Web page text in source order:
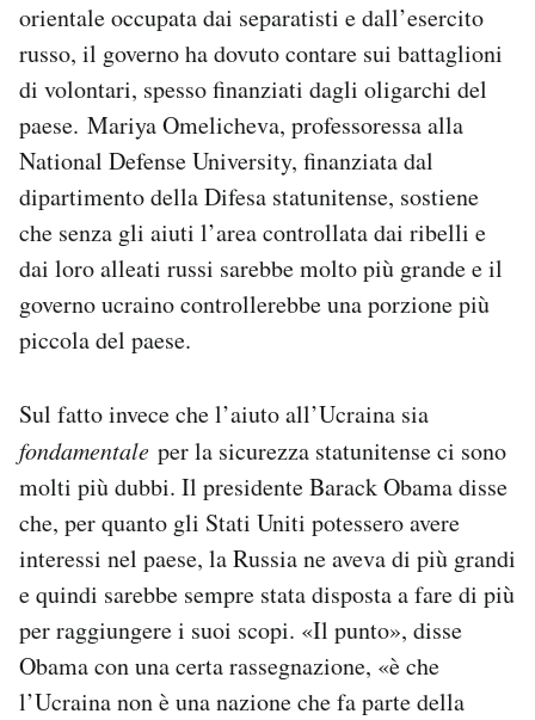
orientale occupata dai separatisti e dall’esercito
russo, il governo ha dovuto contare sui battaglioni
di volontari, spesso finanziati dagli oligarchi del
paese. Mariya Omelicheva, professoressa alla
National Defense University, finanziata dal
dipartimento della Difesa statunitense, sostiene
che senza gli aiuti l’area controllata dai ribelli e
dai loro alleati russi sarebbe molto più grande e il
governo ucraino controllerebbe una porzione più
piccola del paese.
Sul fatto invece che l’aiuto all’Ucraina sia
fondamentale per la sicurezza statunitense ci sono
molti più dubbi. Il presidente Barack Obama disse
che, per quanto gli Stati Uniti potessero avere
interessi nel paese, la Russia ne aveva di più grandi
e quindi sarebbe sempre stata disposta a fare di più
per raggiungere i suoi scopi. «Il punto», disse
Obama con una certa rassegnazione, «è che
l’Ucraina non è una nazione che fa parte della